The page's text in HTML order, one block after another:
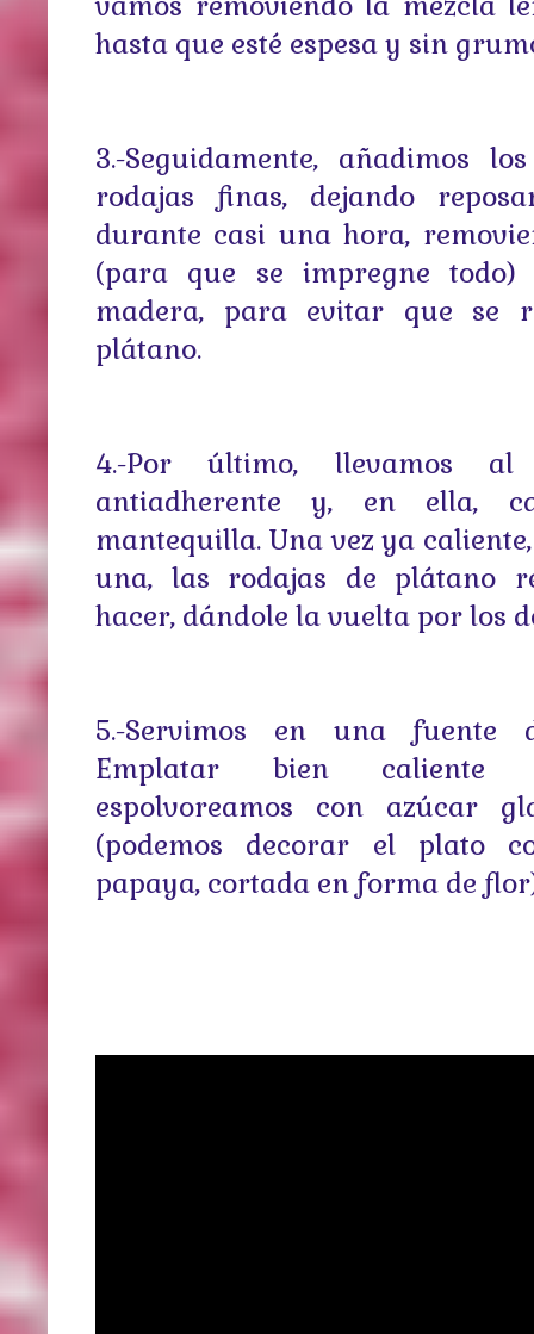
hasta que esté espesa y sin
3.-Seguidamente, añadimos
rodajas finas, dejando
durante casi una hora,
(para que se impregne
madera, para evitar que se
plátano.
4.-Por último, llevamos
antiadherente y, en ella,
mantequilla. Una vez ya
una, las rodajas de plátano
hacer, dándole la vuelta por los
5.-Servimos en una fuente
Emplatar bien caliente
espolvoreamos con azúcar
(podemos decorar el plato
papaya, cortada en forma de